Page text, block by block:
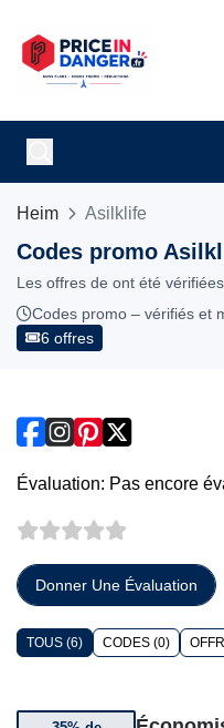
Heim Asilklife
Codes promo
Les offres de ont été
Codes promo – vérifiés et
6 offres
Évaluation: Pas encore
Donner Une Évaluation
TOUS (6) CODES (0)